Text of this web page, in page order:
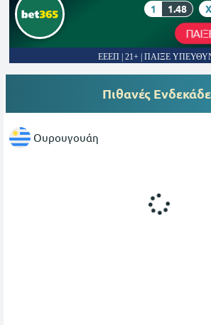
1 1.48 X
ΕΕΕΠ | 21+ | ΠΑΙΞΕ
Πιθανές
Ουρουγουάη